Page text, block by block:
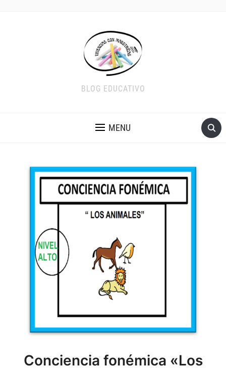
BLOG EDUCATIVO
MENU
Conciencia fonémica «Los